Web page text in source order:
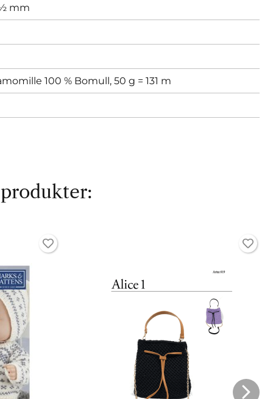
mm
100 % Bomull, 50 g = 131 m